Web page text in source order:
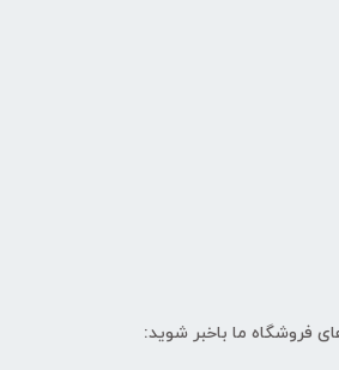
فروشگاه ما باخبر شوید: